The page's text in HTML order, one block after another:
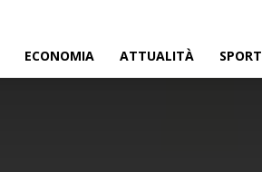
ECONOMIA ATTUALITÀ SPORT